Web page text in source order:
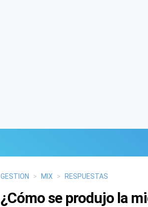
GESTION > MIX > RESPUESTAS
¿Cómo se produjo la